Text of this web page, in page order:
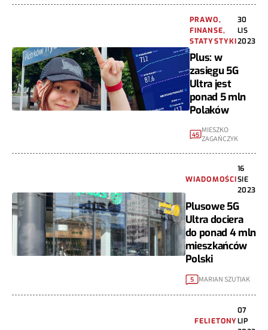
PRAWO,
FINANSE,
STATYSTYKI
30
LIS
2023
Plus: w
zasięgu 5G
Ultra jest
ponad 5 mln
Polaków
45 MIESZKO
ZAGAŃCZYK
WIADOMOŚCI
16
SIE
2023
Plusowe 5G
Ultra dociera
do ponad 4 mln
mieszkańców
Polski
5 MARIAN SZUTIAK
FELIETONY
07
LIP